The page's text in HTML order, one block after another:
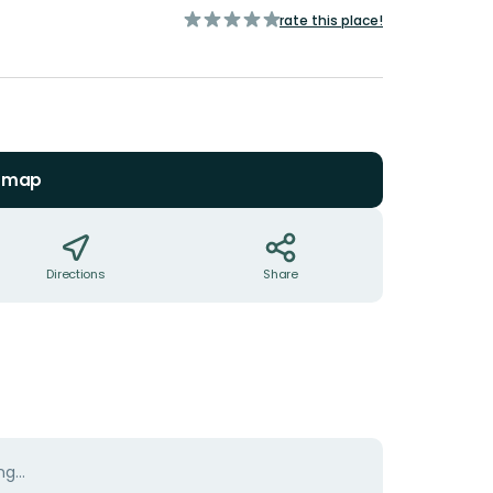
of
rate this place!
map
Directions Share